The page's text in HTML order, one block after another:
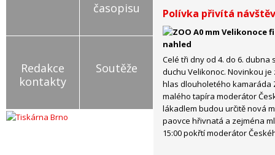
časopisu
Redakce
kontakty
Soutěže
Polívka přivítá
Celé tři dny od 4. do 6.
duchu Velikonoc. Novinkou
hlas dlouholetého kamaráda
malého tapíra moderátor
lákadlem budou určitě nová
paovce hřivnatá a zejména
15:00 pokřtí moderátor